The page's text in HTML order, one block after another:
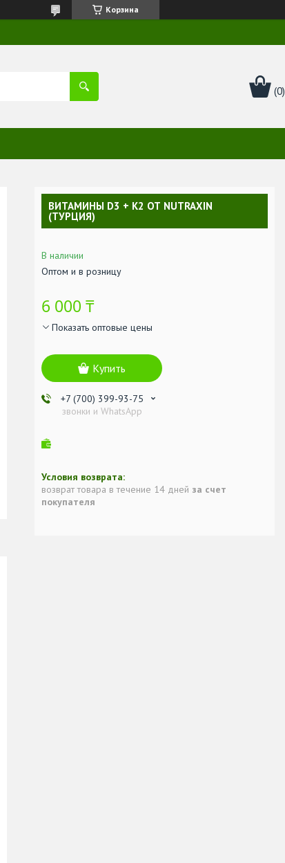
Корзина
ВИТАМИНЫ D3 + K2 ОТ NUTRAXIN
(ТУРЦИЯ)
В наличии
Оптом и в розницу
6 000 ₸
Показать оптовые цены
Купить
+7 (700) 399-93-75
звонки и WhatsApp
возврат товара в течение 14 дней за счет
покупателя